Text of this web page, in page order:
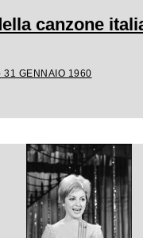
canzone
31 GENNAIO 1960